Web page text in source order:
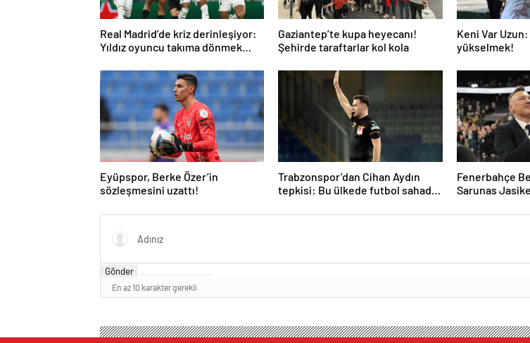
Real Madrid’de kriz derinleşiyor:
Yıldız oyuncu takıma dönmek
Gaziantep’te kupa heyecanı!
Şehirde taraftarlar kol kola
Keni Var
yükselmek!
Eyüpspor, Berke Özer’in
sözleşmesini uzattı!
Trabzonspor’dan Cihan Aydın
tepkisi: Bu ülkede futbol sahada
Fenerbahçe
Sarunas
Gönder
En az 10 karakter gerekli